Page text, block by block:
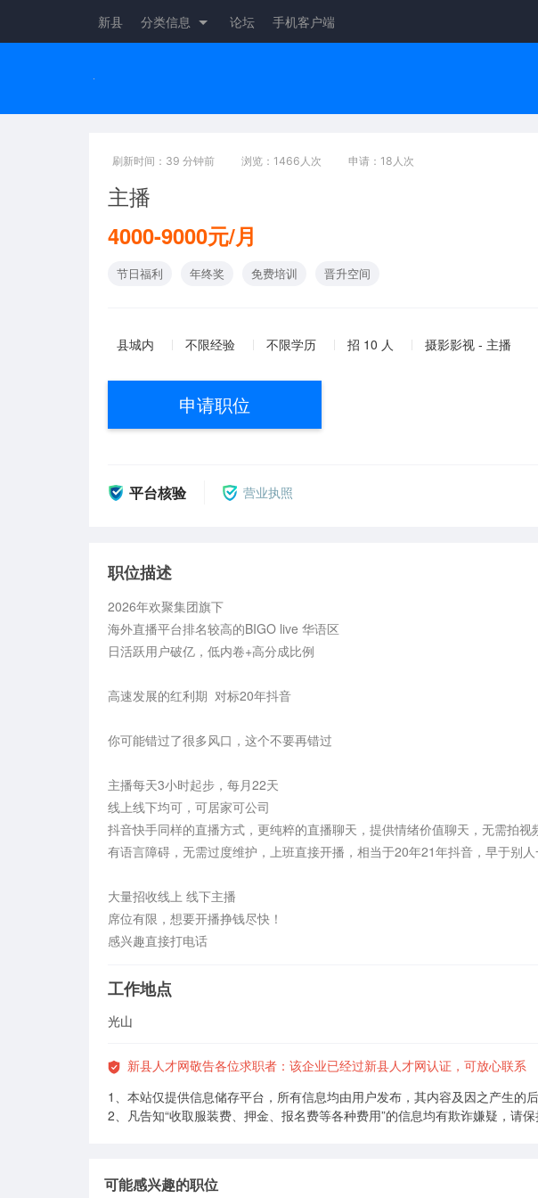
新县 分类信息 论坛 手机客户端
刷新时间：39 分钟前 浏览：1466人次 申请：18人次
主播
4000-9000元/月
节日福利 年终奖 免费培训 晋升空间
县城内 不限经验 不限学历 招 10 人 摄影影视 - 主播
申请职位
平台核验 营业执照
职位描述
2026年欢聚集团旗下
海外直播平台排名较高的BIGO live 华语区
日活跃用户破亿，低内卷+高分成比例
高速发展的红利期  对标20年抖音
你可能错过了很多风口，这个不要再错过
主播每天3小时起步，每月22天
线上线下均可，可居家可公司
抖音快手同样的直播方式，更纯粹的直播聊天，提供情绪价值聊天，无需拍
有语言障碍，无需过度维护，上班直接开播，相当于20年21年抖音，早于别
大量招收线上 线下主播
席位有限，想要开播挣钱尽快！
感兴趣直接打电话
工作地点
光山
新县人才网敬告各位求职者：该企业已经过新县人才网认证，可放心联系
1、本站仅提供信息储存平台，所有信息均由用户发布，其内容及因之产生的
2、凡告知“收取服装费、押金、报名费等各种费用”的信息均有欺诈嫌疑，请保
可能感兴趣的职位